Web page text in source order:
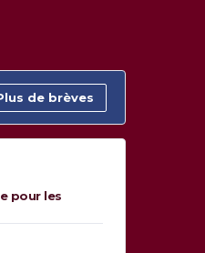
de brèves
pour les